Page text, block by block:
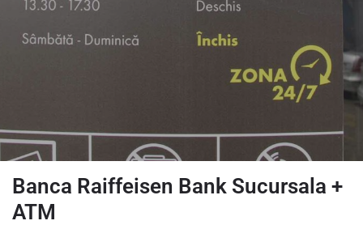
Banca Raiffeisen Bank Sucursala +
ATM